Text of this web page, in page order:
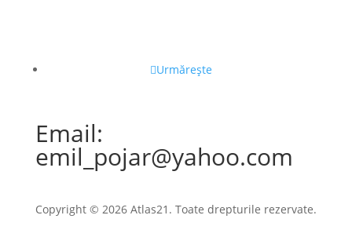
Urmărește
Email:
emil_pojar@yahoo.com
Copyright © 2026 Atlas21. Toate drepturile rezervate.